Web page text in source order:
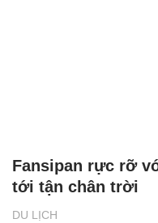
DU LỊCH
Fansipan rực rỡ
tới tận chân trời